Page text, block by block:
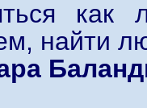
как
найти